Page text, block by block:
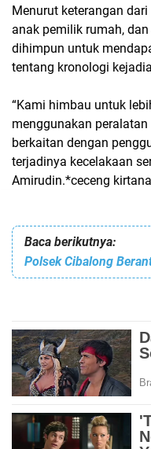
Menurut keterangan
anak pemilik rumah,
dihimpun untuk
tentang kronologi
“Kami himbau untuk
menggunakan
berkaitan dengan
terjadinya kecelakaan
Amirudin.*ceceng
Baca berikutnya:
Polsek Cibalong